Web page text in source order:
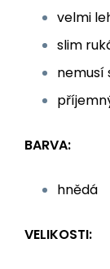
velmi
slim
nemusí
BARVA:
hnědá
VELIKOSTI: